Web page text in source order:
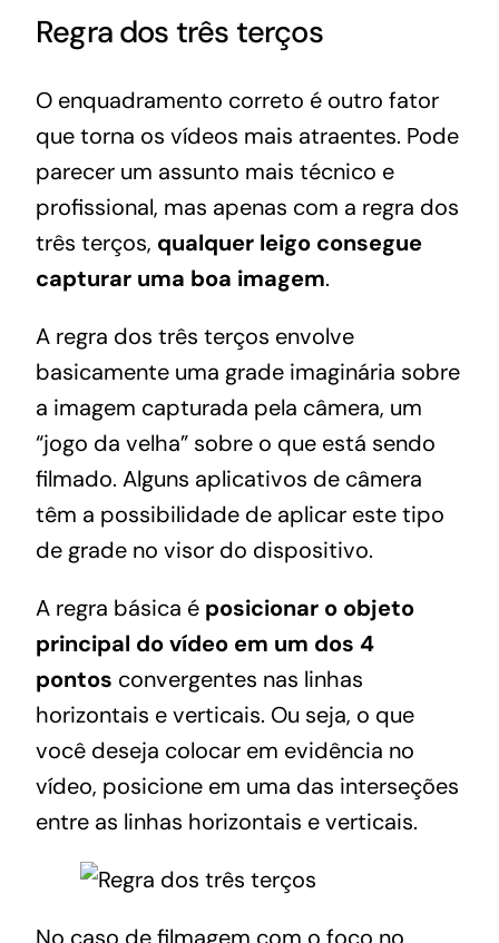
Regra dos três terços
O enquadramento correto é outro fator
que torna os vídeos mais atraentes. Pode
parecer um assunto mais técnico e
profissional, mas apenas com a regra dos
três terços, qualquer leigo consegue
capturar uma boa imagem.
A regra dos três terços envolve
basicamente uma grade imaginária sobre
a imagem capturada pela câmera, um
“jogo da velha” sobre o que está sendo
filmado. Alguns aplicativos de câmera
têm a possibilidade de aplicar este tipo
de grade no visor do dispositivo.
A regra básica é posicionar o objeto
principal do vídeo em um dos 4
pontos convergentes nas linhas
horizontais e verticais. Ou seja, o que
você deseja colocar em evidência no
vídeo, posicione em uma das interseções
entre as linhas horizontais e verticais.
No caso de filmagem com o foco no